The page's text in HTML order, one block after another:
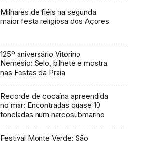
Milhares de fiéis na segunda
maior festa religiosa dos Açores
125º aniversário Vitorino
Nemésio: Selo, bilhete e mostra
nas Festas da Praia
Recorde de cocaína apreendida
no mar: Encontradas quase 10
toneladas num narcosubmarino
Festival Monte Verde: São